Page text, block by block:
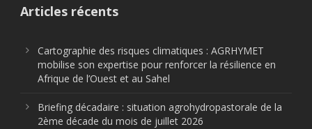
Articles récents
Cartographie des risques climatiques : AGRHYMET
mobilise son expertise pour renforcer la résilience en
Afrique de l’Ouest et au Sahel
Briefing décadaire : situation agrohydropastorale de la
2ème décade du mois de juillet 2026